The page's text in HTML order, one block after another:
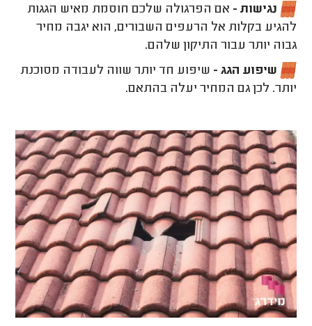
נגישות - אם הפרגולה שלכם חוסמת מאיש הגגות
להגיע בקלות אל הרעפים השבורים, הוא יגבה מחיר
גבוה יותר עבור התיקון שלהם.
שיפוע הגג - שיפוע חד יותר שווה לעבודה מסוכנת
יותר. לכן גם המחיר יעלה בהתאם.